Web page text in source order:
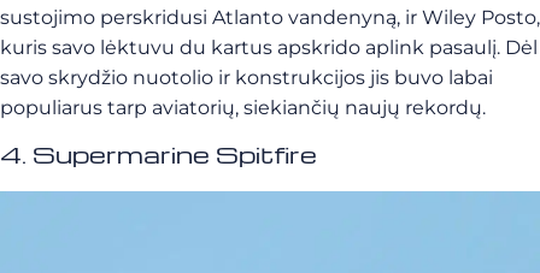
sustojimo perskridusi Atlanto vandenyną, ir Wiley Posto,
kuris savo lėktuvu du kartus apskrido aplink pasaulį. Dėl
savo skrydžio nuotolio ir konstrukcijos jis buvo labai
populiarus tarp aviatorių, siekiančių naujų rekordų.
4. Supermarine Spitfire